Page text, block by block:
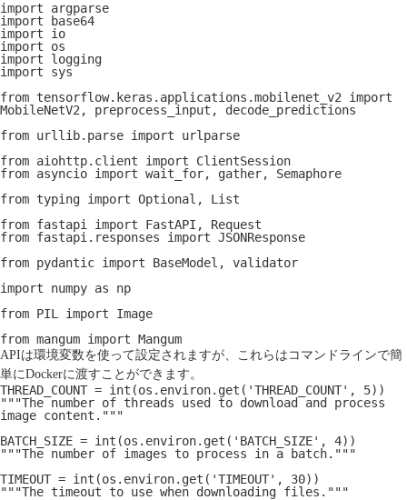
import argparse
import base64
import io
import os
import logging
import sys
from tensorflow.keras.applications.mobilenet_v2 import
MobileNetV2, preprocess_input, decode_predictions
from urllib.parse import urlparse
from aiohttp.client import ClientSession
from asyncio import wait_for, gather, Semaphore
from typing import Optional, List
from fastapi import FastAPI, Request
from fastapi.responses import JSONResponse
from pydantic import BaseModel, validator
import numpy as np
from PIL import Image
from mangum import Mangum
APIは環境変数を使って設定されますが、これらはコマンドラインで簡
単にDockerに渡すことができます。
THREAD_COUNT = int(os.environ.get('THREAD_COUNT', 5))
"""The number of threads used to download and process
image content."""
BATCH_SIZE = int(os.environ.get('BATCH_SIZE', 4))
"""The number of images to process in a batch."""
TIMEOUT = int(os.environ.get('TIMEOUT', 30))
"""The timeout to use when downloading files."""